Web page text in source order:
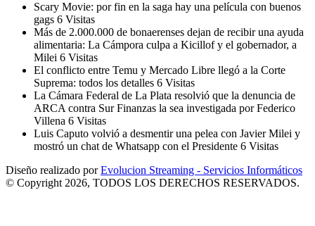
Scary Movie: por fin en la saga hay una película con buenos
gags 6 Visitas
Más de 2.000.000 de bonaerenses dejan de recibir una ayuda
alimentaria: La Cámpora culpa a Kicillof y el gobernador, a
Milei 6 Visitas
El conflicto entre Temu y Mercado Libre llegó a la Corte
Suprema: todos los detalles 6 Visitas
La Cámara Federal de La Plata resolvió que la denuncia de
ARCA contra Sur Finanzas la sea investigada por Federico
Villena 6 Visitas
Luis Caputo volvió a desmentir una pelea con Javier Milei y
mostró un chat de Whatsapp con el Presidente 6 Visitas
Diseño realizado porEvolucion Streaming - Servicios Informáticos
© Copyright 2026, TODOS LOS DERECHOS RESERVADOS.